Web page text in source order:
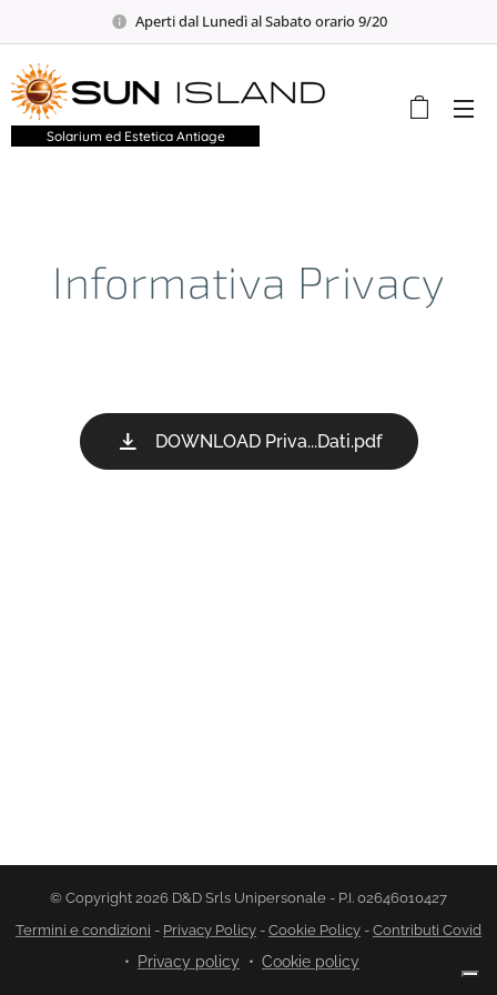
Aperti dal Lunedì al Sabato orario 9/20
Solarium ed Estetica Antiage
Informativa Privacy
DOWNLOAD Priva...Dati.pdf
© Copyright 2026 D&D Srls Unipersonale - P.I. 02646010427
Termini e condizioni - Privacy Policy - Cookie Policy - Contributi Covid
Privacy policy Cookie policy